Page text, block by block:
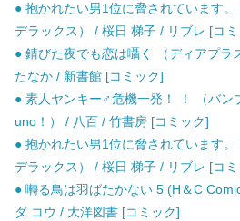
● 抱かれたい男1位に脅されています
デラックス） / 桜日 梯子 / リブレ [コ
● 錆びた夜でも恋は囁く （ディアプラ
たなか / 新書館 [コミック]
● 素人ヤンキー♂危機一発！ ！ （バン
uno！） / 八百 / 竹書房 [コミック]
● 抱かれたい男1位に脅されています
デラックス） / 桜日 梯子 / リブレ [コ
● 囀る鳥は羽ばたかない 5 (H＆C
ダ コウ / 大洋図書 [コミック]